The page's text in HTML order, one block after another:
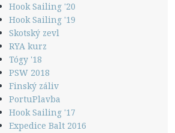
Hook Sailing '20
Hook Sailing '19
Skotský zevl
RYA kurz
Tógy '18
PSW 2018
Finský záliv
PortuPlavba
Hook Sailing '17
Expedice Balt 2016